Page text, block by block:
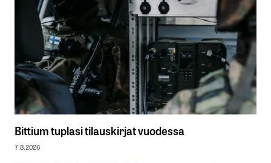
Bittium tuplasi tilauskirjat vuodessa
7.8.2026